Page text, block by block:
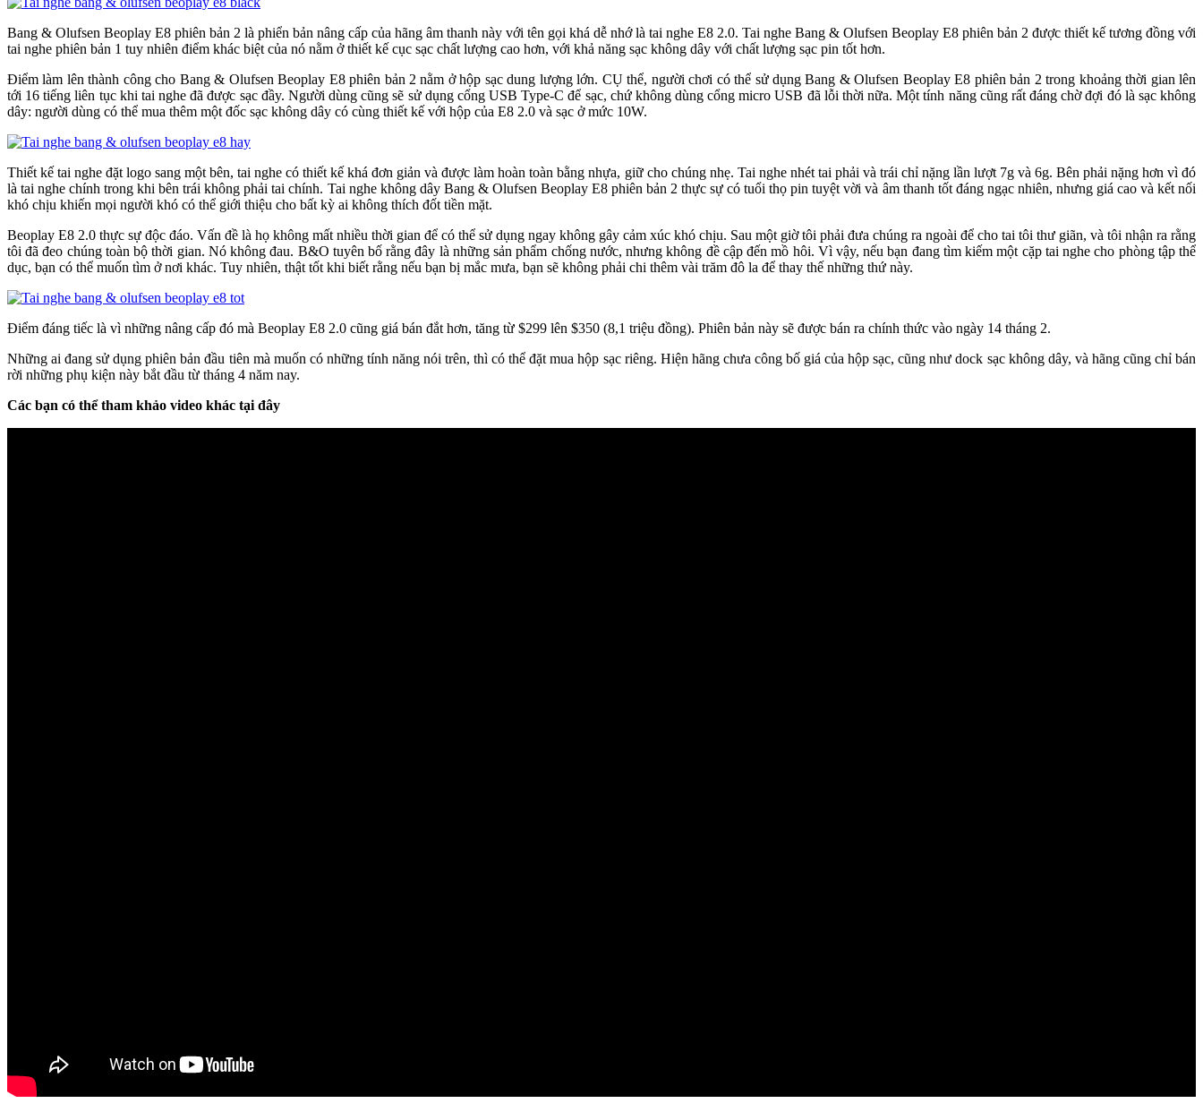
Bang & Olufsen Beoplay E8 phiên bản 2 là phiển bản nâng cấp của hãng âm thanh này với tên gọi khá dễ nhớ là tai nghe E8 2.0. Tai nghe Bang & Olufsen Beoplay E8 phiên bản 2 được thiết kế tương đồng với
tai nghe phiên bản 1 tuy nhiên điểm khác biệt của nó nằm ở thiết kế cục sạc chất lượng cao hơn, với khả năng sạc không dây với chất lượng sạc pin tốt hơn.
Điểm làm lên thành công cho Bang & Olufsen Beoplay E8 phiên bản 2 nằm ở hộp sạc dung lượng lớn. CỤ thể, người chơi có thể sử dụng Bang & Olufsen Beoplay E8 phiên bản 2 trong khoảng thời gian lên
tới 16 tiếng liên tục khi tai nghe đã được sạc đầy. Người dùng cũng sẽ sử dụng cổng USB Type-C để sạc, chứ không dùng cổng micro USB đã lỗi thời nữa. Một tính năng cũng rất đáng chờ đợi đó là sạc không
dây: người dùng có thể mua thêm một đốc sạc không dây có cùng thiết kế với hộp của E8 2.0 và sạc ở mức 10W.
Thiết kế tai nghe đặt logo sang một bên, tai nghe có thiết kế khá đơn giản và được làm hoàn toàn bằng nhựa, giữ cho chúng nhẹ. Tai nghe nhét tai phải và trái chỉ nặng lần lượt 7g và 6g. Bên phải nặng hơn vì đó
là tai nghe chính trong khi bên trái không phải tai chính. Tai nghe không dây Bang & Olufsen Beoplay E8 phiên bản 2 thực sự có tuổi thọ pin tuyệt vời và âm thanh tốt đáng ngạc nhiên, nhưng giá cao và kết nối
khó chịu khiến mọi người khó có thể giới thiệu cho bất kỳ ai không thích đốt tiền mặt.
Beoplay E8 2.0 thực sự độc đáo. Vấn đề là họ không mất nhiều thời gian để có thể sử dụng ngay không gây cảm xúc khó chịu. Sau một giờ tôi phải đưa chúng ra ngoài để cho tai tôi thư giãn, và tôi nhận ra rằng
tôi đã đeo chúng toàn bộ thời gian. Nó không đau. B&O tuyên bố rằng đây là những sản phẩm chống nước, nhưng không đề cập đến mồ hôi. Vì vậy, nếu bạn đang tìm kiếm một cặp tai nghe cho phòng tập thể
dục, bạn có thể muốn tìm ở nơi khác. Tuy nhiên, thật tốt khi biết rằng nếu bạn bị mắc mưa, bạn sẽ không phải chi thêm vài trăm đô la để thay thế những thứ này.
Điểm đáng tiếc là vì những nâng cấp đó mà Beoplay E8 2.0 cũng giá bán đắt hơn, tăng từ $299 lên $350 (8,1 triệu đồng). Phiên bản này sẽ được bán ra chính thức vào ngày 14 tháng 2.
Những ai đang sử dụng phiên bản đầu tiên mà muốn có những tính năng nói trên, thì có thể đặt mua hộp sạc riêng. Hiện hãng chưa công bố giá của hộp sạc, cũng như dock sạc không dây, và hãng cũng chỉ bán
rời những phụ kiện này bắt đầu từ tháng 4 năm nay.
Các bạn có thể tham khảo video khác tại đây